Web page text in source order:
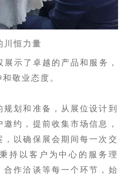
川恒力量
示了卓越的产品和服务，
敬业态度。
划和准备，从展位设计到
约，提前收集市场信息，
以确保展会期间每一次交
持以客户为中心的服务理
作洽谈等每一个环节，始